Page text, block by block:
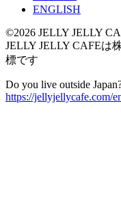
ENGLISH
©2026 JELLY JELLY
JELLY JELLY CAFEは
標です
Do you live outside
https://jellyjellycafe.com/